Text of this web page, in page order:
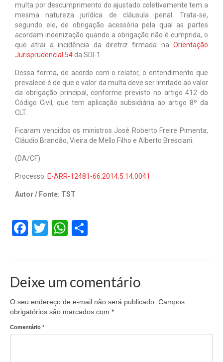
multa por descumprimento do ajustado coletivamente tem a
mesma natureza jurídica de cláusula penal. Trata-se,
segundo ele, de obrigação acessória pela qual as partes
acordam indenização quando a obrigação não é cumprida, o
que atrai a incidência da diretriz firmada na Orientação
Jurisprudencial 54 da SDI-1.
Dessa forma, de acordo com o relator, o entendimento que
prevalece é de que o valor da multa deve ser limitado ao valor
da obrigação principal, conforme previsto no artigo 412 do
Código Civil, que tem aplicação subsidiária ao artigo 8º da
CLT.
Ficaram vencidos os ministros José Roberto Freire Pimenta,
Cláudio Brandão, Vieira de Mello Filho e Alberto Bresciani.
(DA/CF)
Processo: E-ARR-12481-66.2014.5.14.0041
Autor / Fonte: TST
Facebook
TwitterWhatsApp
Deixe um comentário
O seu endereço de e-mail não será publicado. Campos
obrigatórios são marcados com *
Comentário *